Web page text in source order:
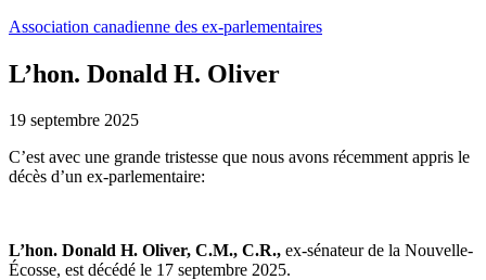
Association canadienne des ex-parlementaires
L’hon. Donald H. Oliver
19 septembre 2025
C’est avec une grande tristesse que nous avons récemment appris le
décès d’un ex-parlementaire:
L’hon. Donald H. Oliver, C.M., C.R., ex-sénateur de la Nouvelle-
Écosse, est décédé le 17 septembre 2025.